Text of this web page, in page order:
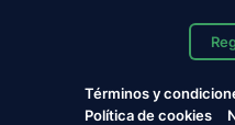
Términos y
Política de cookies